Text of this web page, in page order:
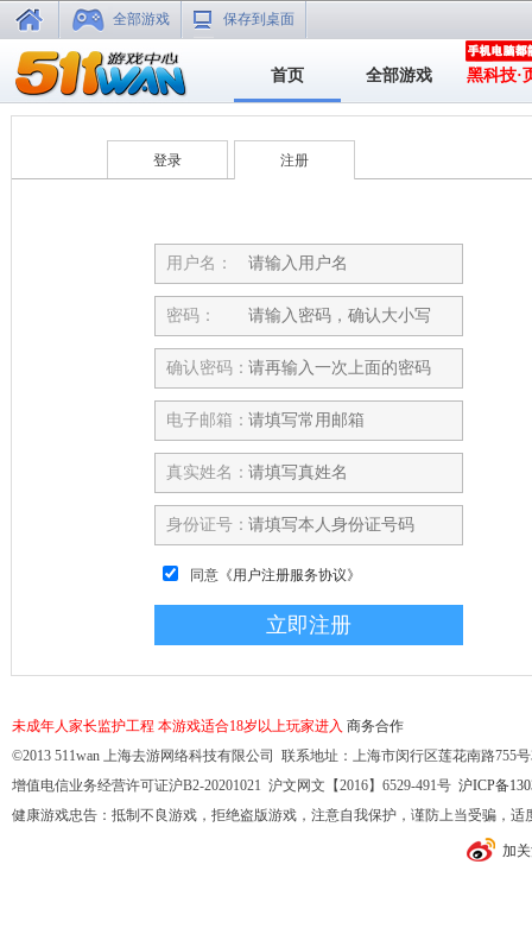
全部游戏 保存到桌面
首页 全部游戏 黑科技·
登录 注册
用户名：
密码：
确认密码：
电子邮箱：
真实姓名：
身份证号：
同意 《用户注册服务协议》
未成年人家长监护工程 本游戏适合18岁以上玩家进入 商务合作
©2013 511wan 上海去游网络科技有限公司 联系地址：上海市闵行区莲花南路755
增值电信业务经营许可证沪B2-20201021 沪文网文【2016】6529-491号 沪ICP备
健康游戏忠告：抵制不良游戏，拒绝盗版游戏，注意自我保护，谨防上当受骗，
加